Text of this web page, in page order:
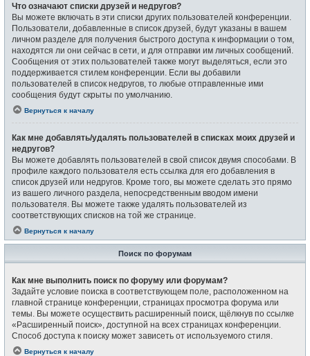
Что означают списки друзей и недругов?
Вы можете включать в эти списки других пользователей конференции.
Пользователи, добавленные в список друзей, будут указаны в вашем
личном разделе для получения быстрого доступа к информации о том,
находятся ли они сейчас в сети, и для отправки им личных сообщений.
Сообщения от этих пользователей также могут выделяться, если это
поддерживается стилем конференции. Если вы добавили
пользователей в список недругов, то любые отправленные ими
сообщения будут скрыты по умолчанию.
Вернуться к началу
Как мне добавлять/удалять пользователей в списках моих друзей и
недругов?
Вы можете добавлять пользователей в свой список двумя способами. В
профиле каждого пользователя есть ссылка для его добавления в
список друзей или недругов. Кроме того, вы можете сделать это прямо
из вашего личного раздела, непосредственным вводом имени
пользователя. Вы можете также удалять пользователей из
соответствующих списков на той же странице.
Вернуться к началу
Поиск по форумам
Как мне выполнить поиск по форуму или форумам?
Задайте условие поиска в соответствующем поле, расположенном на
главной странице конференции, страницах просмотра форума или
темы. Вы можете осуществить расширенный поиск, щёлкнув по ссылке
«Расширенный поиск», доступной на всех страницах конференции.
Способ доступа к поиску может зависеть от используемого стиля.
Вернуться к началу